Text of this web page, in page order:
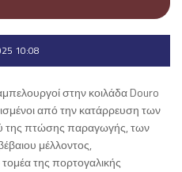
10:08
στην κοιλάδα Douro
από την κατάρρευση των
της πτώσης παραγωγής, των
μέλλοντος,
της πορτογαλικής